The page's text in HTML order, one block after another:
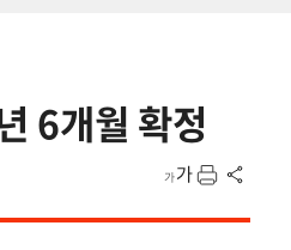
6개월 확정